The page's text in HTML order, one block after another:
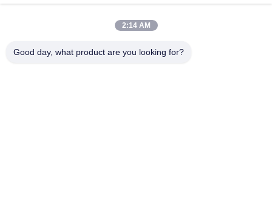
9125 εγχυτήρων ραγών
C9 / Κοινά μέρη εγχυτήρων ραγών Solenoide C175 για 331-
2:14 AM
Good day, what product are you looking for?